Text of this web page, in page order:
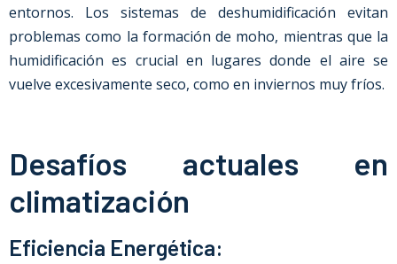
entornos. Los sistemas de deshumidificación evitan
problemas como la formación de moho, mientras que la
humidificación es crucial en lugares donde el aire se
vuelve excesivamente seco, como en inviernos muy fríos.
Desafíos actuales en
climatización
Eficiencia Energética: